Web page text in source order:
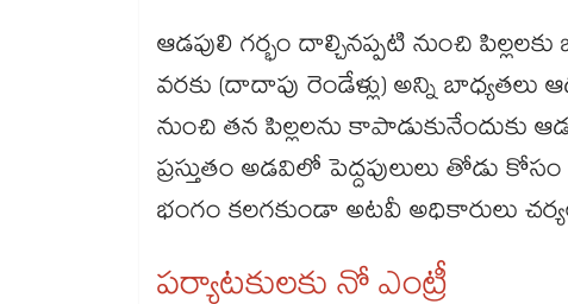
ఆడపులి గర్భం దాల్చినప్పటి నుంచి
వరకు (దాదాపు రెండేళ్లు) అన్ని బాధ్యతలు
నుంచి తన పిల్లలను కాపాడుకునేందుకు
ప్రస్తుతం అడవిలో పెద్దపులులు తోడు
భంగం కలగకుండా అటవీ అధికారులు
పర్యాటకులకు నో ఎంట్రీ